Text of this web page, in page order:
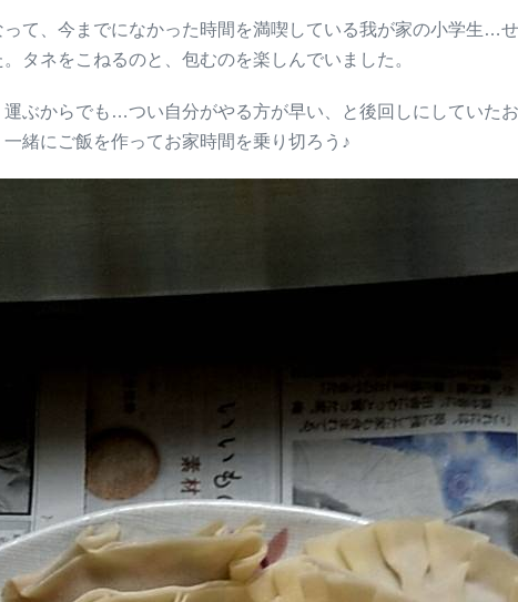
て、今までになかった時間を満喫している我が家の小学生…
タネをこねるのと、包むのを楽しんでいました。
運ぶからでも…つい自分がやる方が早い、と後回しにしていた
緒にご飯を作ってお家時間を乗り切ろう♪